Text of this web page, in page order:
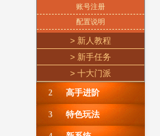
账号注册
配置说明
> 新人教程
> 新手任务
> 十大门派
2 高手进阶
3 特色玩法